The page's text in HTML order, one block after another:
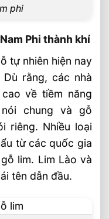
phi
Phi thành khí
tự nhiên hiện nay
rằng, các nhà
về tiềm năng
chung và gỗ
riêng. Nhiều loại
từ các quốc gia
lim. Lim Lào và
tên dẫn đầu.